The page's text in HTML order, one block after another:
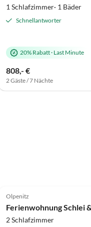
1 Schlafzimmer· 1 Bäder
Schnellantworter
20% Rabatt· Last Minute
808,- €
2 Gäste / 7 Nächte
Olpenitz
Ferienwohnung Schlei
2 Schlafzimmer